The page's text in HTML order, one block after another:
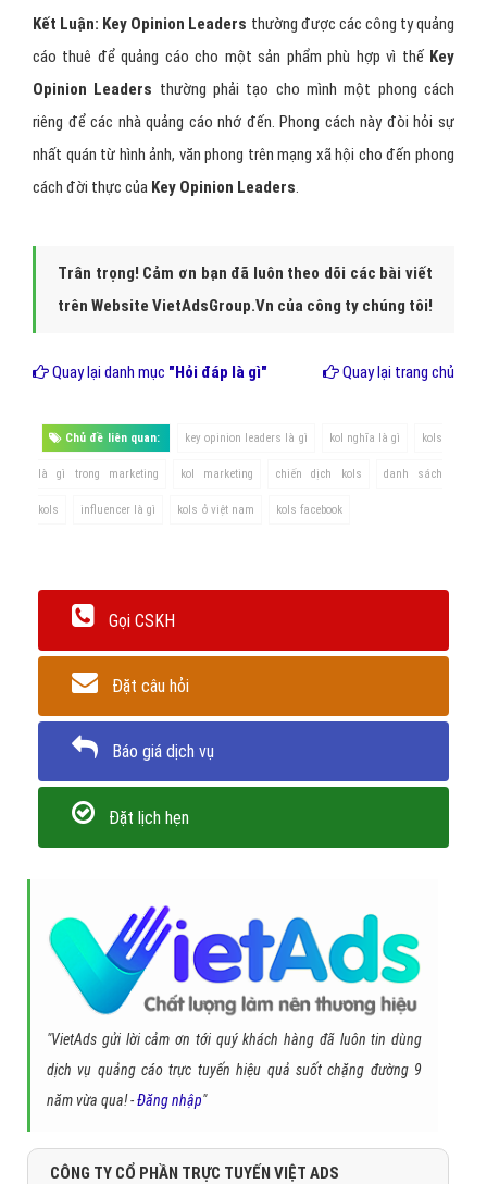
Kết Luận: Key Opinion Leaders thường được các công ty quảng
cáo thuê để quảng cáo cho một sản phẩm phù hợp vì thế Key
Opinion Leaders thường phải tạo cho mình một phong cách
riêng để các nhà quảng cáo nhớ đến. Phong cách này đòi hỏi sự
nhất quán từ hình ảnh, văn phong trên mạng xã hội cho đến phong
cách đời thực của Key Opinion Leaders.
Trân trọng! Cảm ơn bạn đã luôn theo dõi các bài viết
trên Website VietAdsGroup.Vn của công ty chúng tôi!
Quay lại danh mục "Hỏi đáp là gì" Quay lại trang chủ
Chủ đề liên quan: key opinion leaders là gì kol nghĩa là gì kols
là gì trong marketing kol marketing chiến dịch kols danh sách
kols influencer là gì kols ở việt nam kols facebook
Gọi CSKH
Đặt câu hỏi
Báo giá dịch vụ
Đặt lịch hẹn
"VietAds gửi lời cảm ơn tới quý khách hàng đã luôn tin dùng
dịch vụ quảng cáo trực tuyến hiệu quả suốt chặng đường 9
năm vừa qua! -Đăng nhập"
CÔNG TY CỔ PHẦN TRỰC TUYẾN VIỆT ADS